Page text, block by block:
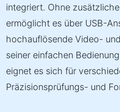
integriert. Ohne
ermöglicht es über USB-
hochauflösende Video-
seiner einfachen
eignet es sich für
Präzisionsprüfungs- und